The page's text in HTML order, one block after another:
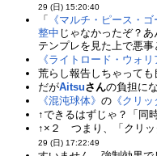
29 (日) 15:20:40
「 《マルチ・ピース・
整中 じゃなかったぞ？
テンプレを見た上で悪
《ライトロード・ウォ
荒らし報告しちゃって
だがAitsuさんの負担に
《混沌球体》の 《クリ
↑できるはずじゃ？「同
↑×２ つまり、「クリッ
29 (日) 17:22:49